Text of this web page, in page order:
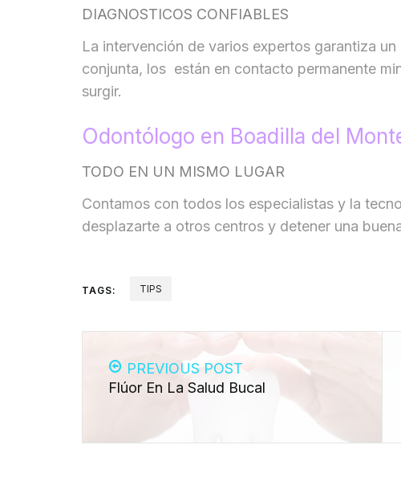
DIAGNOSTICOS CONFIABLES
La intervención de varios expertos garantiza
conjunta, los están en contacto permanente
surgir.
Odontólogo en Boadilla del
TODO EN UN MISMO LUGAR
Contamos con todos los especialistas y la
desplazarte a otros centros y detener una
TAGS: TIPS
PREVIOUS POST
Flúor En La Salud Bucal